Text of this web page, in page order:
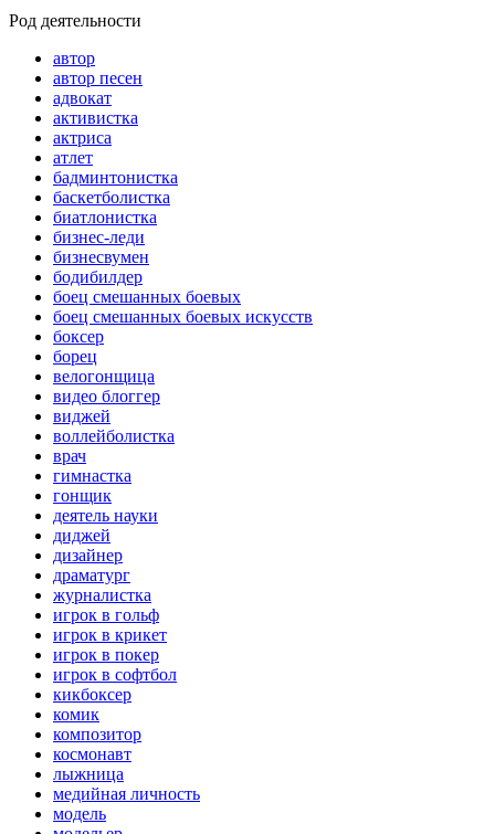
Род деятельности
автор
автор песен
адвокат
активистка
актриса
атлет
бадминтонистка
баскетболистка
биатлонистка
бизнес-леди
бизнесвумен
бодибилдер
боец смешанных боевых
боец смешанных боевых искусств
боксер
борец
велогонщица
видео блоггер
виджей
воллейболистка
врач
гимнастка
гонщик
деятель науки
диджей
дизайнер
драматург
журналистка
игрок в гольф
игрок в крикет
игрок в покер
игрок в софтбол
кикбоксер
комик
композитор
космонавт
лыжница
медийная личность
модель